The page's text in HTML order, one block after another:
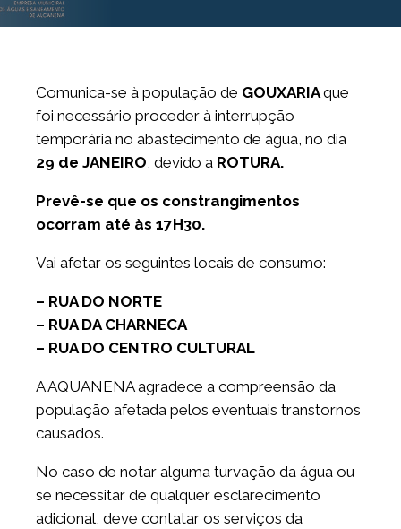
Comunica-se à população de GOUXARIAque
foi necessário proceder à interrupção
temporária no abastecimento de água, no dia
29 de JANEIRO, devido a ROTURA.
Prevê-se que os constrangimentos
ocorram até às 17H30.
Vai afetar os seguintes locais de consumo:
– RUA DO NORTE
– RUA DA CHARNECA
– RUA DO CENTRO CULTURAL
A AQUANENA agradece a compreensão da
população afetada pelos eventuais transtornos
causados.
No caso de notar alguma turvação da água ou
se necessitar de qualquer esclarecimento
adicional, deve contatar os serviços da